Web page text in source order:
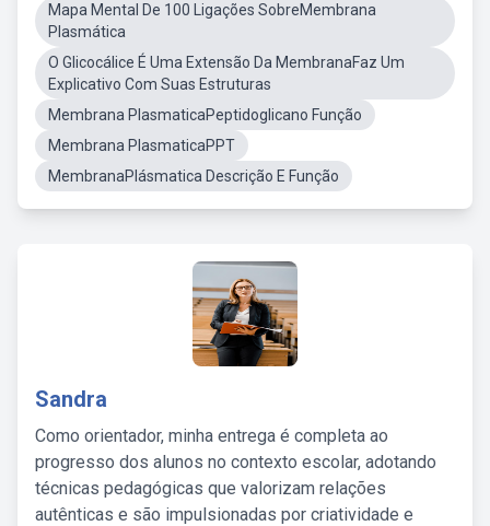
Mapa Mental De 100 Ligações SobreMembrana
Plasmática
O Glicocálice É Uma Extensão Da MembranaFaz Um
Explicativo Com Suas Estruturas
Membrana PlasmaticaPeptidoglicano Função
Membrana PlasmaticaPPT
MembranaPlásmatica Descrição E Função
Sandra
Como orientador, minha entrega é completa ao
progresso dos alunos no contexto escolar, adotando
técnicas pedagógicas que valorizam relações
autênticas e são impulsionadas por criatividade e